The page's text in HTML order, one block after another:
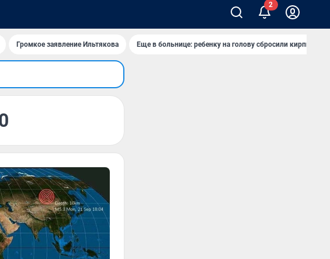
Громкое заявление Ильтякова Еще в больнице: ребенку на голову сбросили кирпич